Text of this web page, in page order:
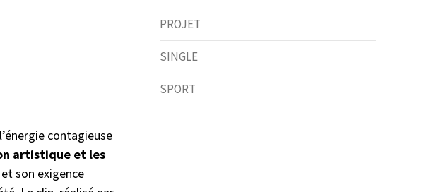
contagieuse
artistique et les
son exigence
PROJET
SINGLE
SPORT